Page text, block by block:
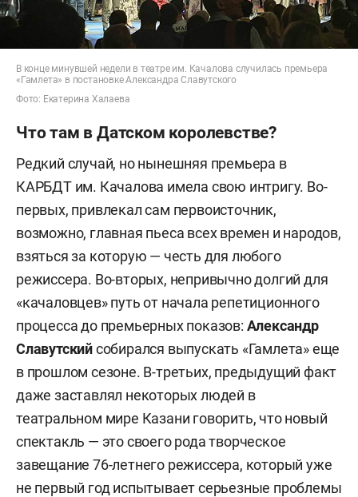
В конце минувшей недели в театре им. Качалова случилась премьера
«Гамлета» в постановке Александра Славутского
Фото: Екатерина Халаева
Что там в Датском королевстве?
Редкий случай, но нынешняя премьера в
КАРБДТ им. Качалова имела свою интригу. Во-
первых, привлекал сам первоисточник,
возможно, главная пьеса всех времен и народов,
взяться за которую — честь для любого
режиссера. Во-вторых, непривычно долгий для
«качаловцев» путь от начала репетиционного
процесса до премьерных показов: Александр
Славутскийсобирался выпускать «Гамлета» еще
в прошлом сезоне. В-третьих, предыдущий факт
даже заставлял некоторых людей в
театральном мире Казани говорить, что новый
спектакль — это своего рода творческое
завещание 76-летнего режиссера, который уже
не первый год испытывает серьезные проблемы